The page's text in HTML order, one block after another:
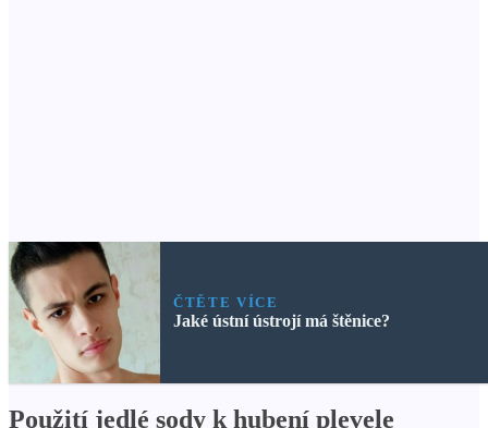
ČTĚTE VÍCE
Jaké ústní ústrojí má štěnice?
Použití jedlé sody k hubení plevele